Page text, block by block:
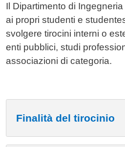
Contenuto
Il Dipartimento di
ai propri studenti e
svolgere tirocini interni o
enti pubblici, studi
associazioni di categoria.
Finalità del tirocinio